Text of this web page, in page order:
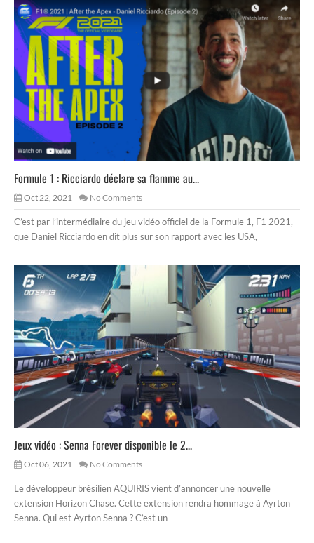
Formule 1 : Ricciardo déclare sa flamme au...
Oct 22, 2021 No Comments
C’est par l’intermédiaire du jeu vidéo officiel de la Formule 1, F1 2021,
que Daniel Ricciardo en dit plus sur son rapport avec les USA,
Jeux vidéo : Senna Forever disponible le 2...
Oct 06, 2021 No Comments
Le développeur brésilien AQUIRIS vient d’annoncer une nouvelle
extension Horizon Chase. Cette extension rendra hommage à Ayrton
Senna. Qui est Ayrton Senna ? C’est un